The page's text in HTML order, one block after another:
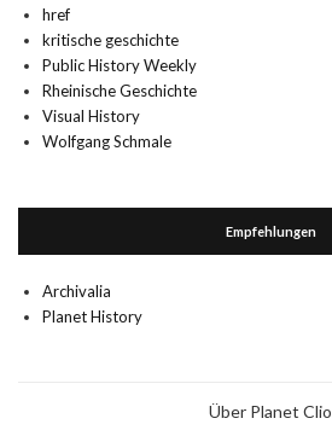
href
kritische geschichte
Public History Weekly
Rheinische Geschichte
Visual History
Wolfgang Schmale
Empfehlungen
Archivalia
Planet History
Über Planet Clio